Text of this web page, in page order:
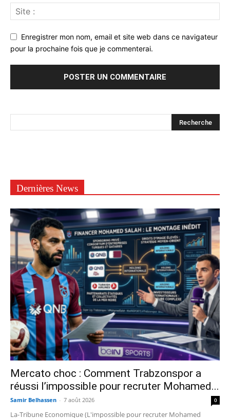
Enregistrer mon nom, email et site web dans ce navigateur
pour la prochaine fois que je commenterai.
Dernières News
Mercato choc : Comment Trabzonspor a
réussi l’impossible pour recruter Mohamed...
Samir Belhassen - 7 août 2026 0
La-Tribune Economique (L'impossible pour recruter Mohamed